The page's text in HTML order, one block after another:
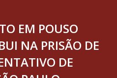
EM POUSO
NA PRISÃO DE
DE